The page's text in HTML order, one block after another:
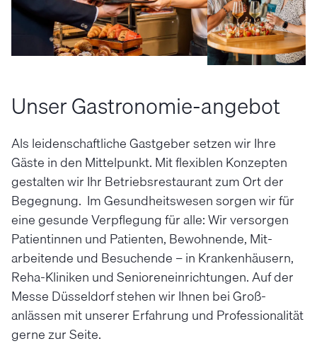
Unser Gastronomie-angebot
Als leidenschaftliche Gastgeber setzen wir Ihre
Gäste in den Mittelpunkt. Mit flexiblen Konzepten
gestalten wir Ihr Betriebsrestaurant zum Ort der
Begegnung. Im Gesundheitswesen sorgen wir für
eine gesunde Ver­pflegung für alle: Wir ver­sorgen
Patientinnen und Patienten, Be­wohnende, Mit­
arbeitende und Be­suchende – in Kranken­häusern,
Reha-­Kliniken und Senioren­einrich­tungen. Auf der
Messe Düsseldorf stehen wir Ihnen bei Groß­
anlässen mit unserer Erfahrung und Professionalität
gerne zur Seite.